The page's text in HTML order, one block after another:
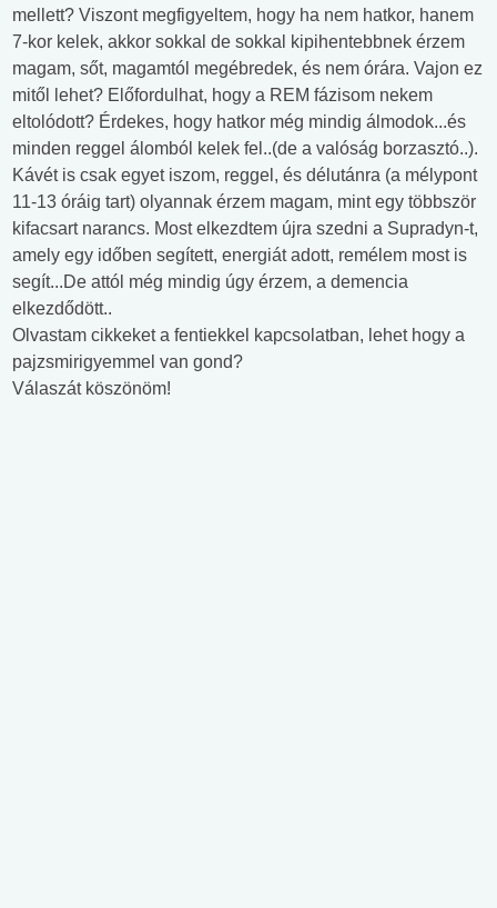
mellett? Viszont megfigyeltem, hogy ha nem hatkor, hanem
7-kor kelek, akkor sokkal de sokkal kipihentebbnek érzem
magam, sőt, magamtól megébredek, és nem órára. Vajon ez
mitől lehet? Előfordulhat, hogy a REM fázisom nekem
eltolódott? Érdekes, hogy hatkor még mindig álmodok...és
minden reggel álomból kelek fel..(de a valóság borzasztó..).
Kávét is csak egyet iszom, reggel, és délutánra (a mélypont
11-13 óráig tart) olyannak érzem magam, mint egy többször
kifacsart narancs. Most elkezdtem újra szedni a Supradyn-t,
amely egy időben segített, energiát adott, remélem most is
segít...De attól még mindig úgy érzem, a demencia
elkezdődött..
Olvastam cikkeket a fentiekkel kapcsolatban, lehet hogy a
pajzsmirigyemmel van gond?
Válaszát köszönöm!